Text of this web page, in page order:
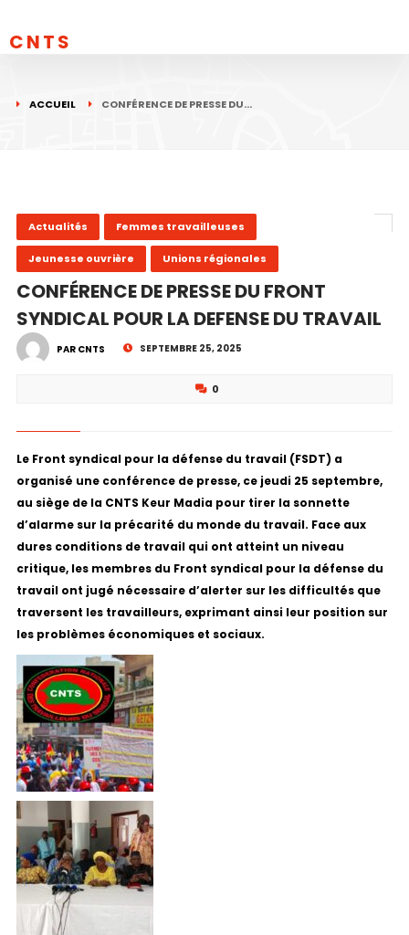
CNTS
ACCUEIL CONFÉRENCE DE PRESSE DU…
Actualités Femmes travailleuses
Jeunesse ouvrière Unions régionales
CONFÉRENCE DE PRESSE DU FRONT
SYNDICAL POUR LA DEFENSE DU TRAVAIL
PAR CNTS SEPTEMBRE 25, 2025
0
Le Front syndical pour la défense du travail (FSDT) a
organisé une conférence de presse, ce jeudi 25 septembre,
au siège de la CNTS Keur Madia pour tirer la sonnette
d’alarme sur la précarité du monde du travail. Face aux
dures conditions de travail qui ont atteint un niveau
critique, les membres du Front syndical pour la défense du
travail ont jugé nécessaire d’alerter sur les difficultés que
traversent les travailleurs, exprimant ainsi leur position sur
les problèmes économiques et sociaux.